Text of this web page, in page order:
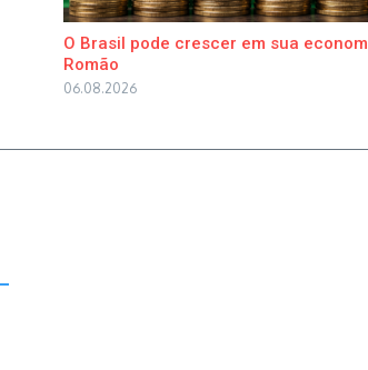
O Brasil pode crescer em sua
Romão
06.08.2026